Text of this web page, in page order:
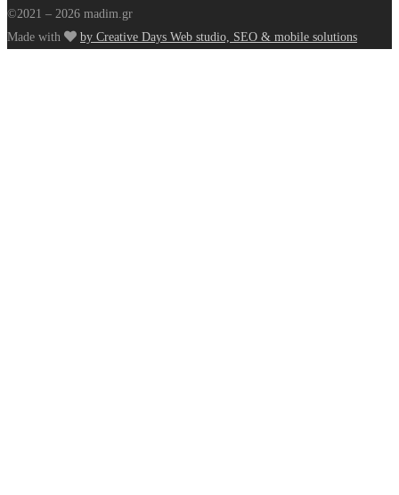
©2021 – 2026 madim.gr
Made with
by Creative Days Web studio, SEO & mobile solutions